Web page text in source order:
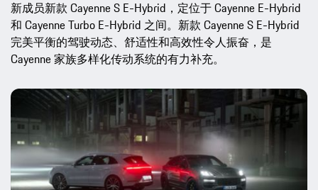
新成员新款 Cayenne S E-Hybrid，定位于 Cayenne E-Hybrid
和 Cayenne Turbo E-Hybrid 之间。新款 Cayenne S E-Hybrid
完美平衡的驾驶动态、舒适性和高效性令人振奋，是
Cayenne 家族多样化传动系统的有力补充。